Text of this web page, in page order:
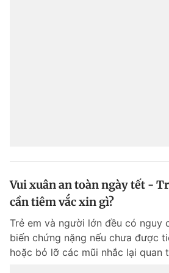
Vui xuân an toàn ngày tết -
cần tiêm vắc xin gì?
Trẻ em và người lớn đều có nguy
biến chứng nặng nếu chưa được
hoặc bỏ lỡ các mũi nhắc lại quan